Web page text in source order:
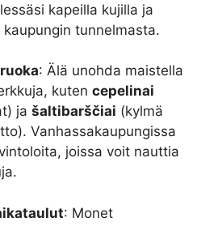
kapeilla kujilla ja
tunnelmasta.
: Älä unohda maistella
kuten cepelinai
ja šaltibarščiai (kylmä
Vanhassakaupungissa
joissa voit nauttia
: Monet